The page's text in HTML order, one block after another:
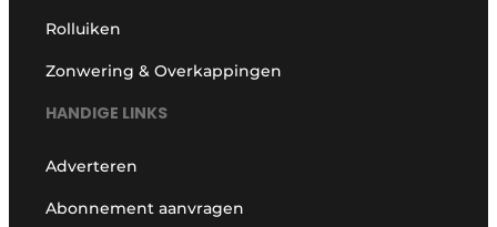
Rolluiken
Zonwering & Overkappingen
HANDIGE LINKS
Adverteren
Abonnement aanvragen